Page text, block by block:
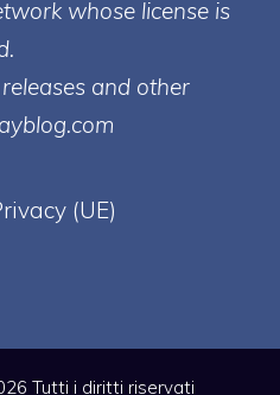
whose license is
and other
(UE)
Tutti i diritti riservati